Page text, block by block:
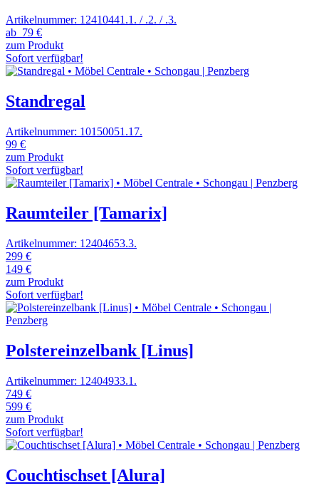
Artikelnummer: 12410441.1. / .2. / .3.
ab 79 €
zum Produkt
Sofort verfügbar!
Standregal
Artikelnummer: 10150051.17.
99 €
zum Produkt
Sofort verfügbar!
Raumteiler [Tamarix]
Artikelnummer: 12404653.3.
299 €
149 €
zum Produkt
Sofort verfügbar!
Polstereinzelbank [Linus]
Artikelnummer: 12404933.1.
749 €
599 €
zum Produkt
Sofort verfügbar!
Couchtischset [Alura]